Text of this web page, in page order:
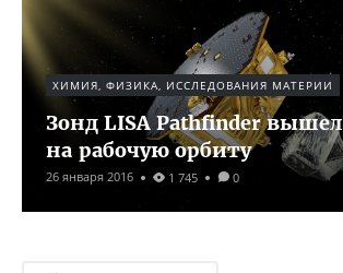
ХИМИЯ, ФИЗИКА, ИССЛЕДОВАНИЯ МАТЕРИИ
Зонд LISA Pathfinder вышел
на рабочую орбиту
26 января 2016 1 745 0